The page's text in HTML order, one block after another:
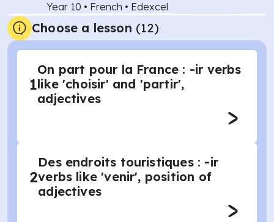
Year 10 • French • Edexcel
Choose a lesson (12)
1
On part pour la France : -ir verbs
like 'choisir' and 'partir',
adjectives
2
Des endroits touristiques : -ir
verbs like 'venir', position of
adjectives